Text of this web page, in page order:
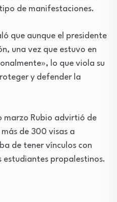
de manifestaciones.
que aunque el presidente
una vez que estuvo en
lo que viola su
y defender la
marzo Rubio advirtió de
de 300 visas a
de tener vínculos con
estudiantes propalestinos.